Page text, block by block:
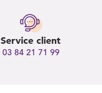
Service client
03 84 21 71 99